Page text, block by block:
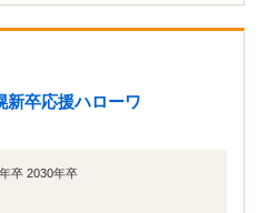
卒応援ハローワ
卒 2030年卒